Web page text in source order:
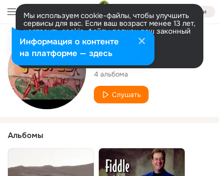
Войти
Мы используем cookie-файлы, чтобы улучшить
сервисы для вас. Если ваш возраст менее 13 лет,
настроить cookie-файлы должен ваш законный
представитель. Больше информации
Разрешить все Настроить
Исполнитель
Steve Day
4 альбома
Слушать
Альбомы
Информация о контенте
на платформе — здесь